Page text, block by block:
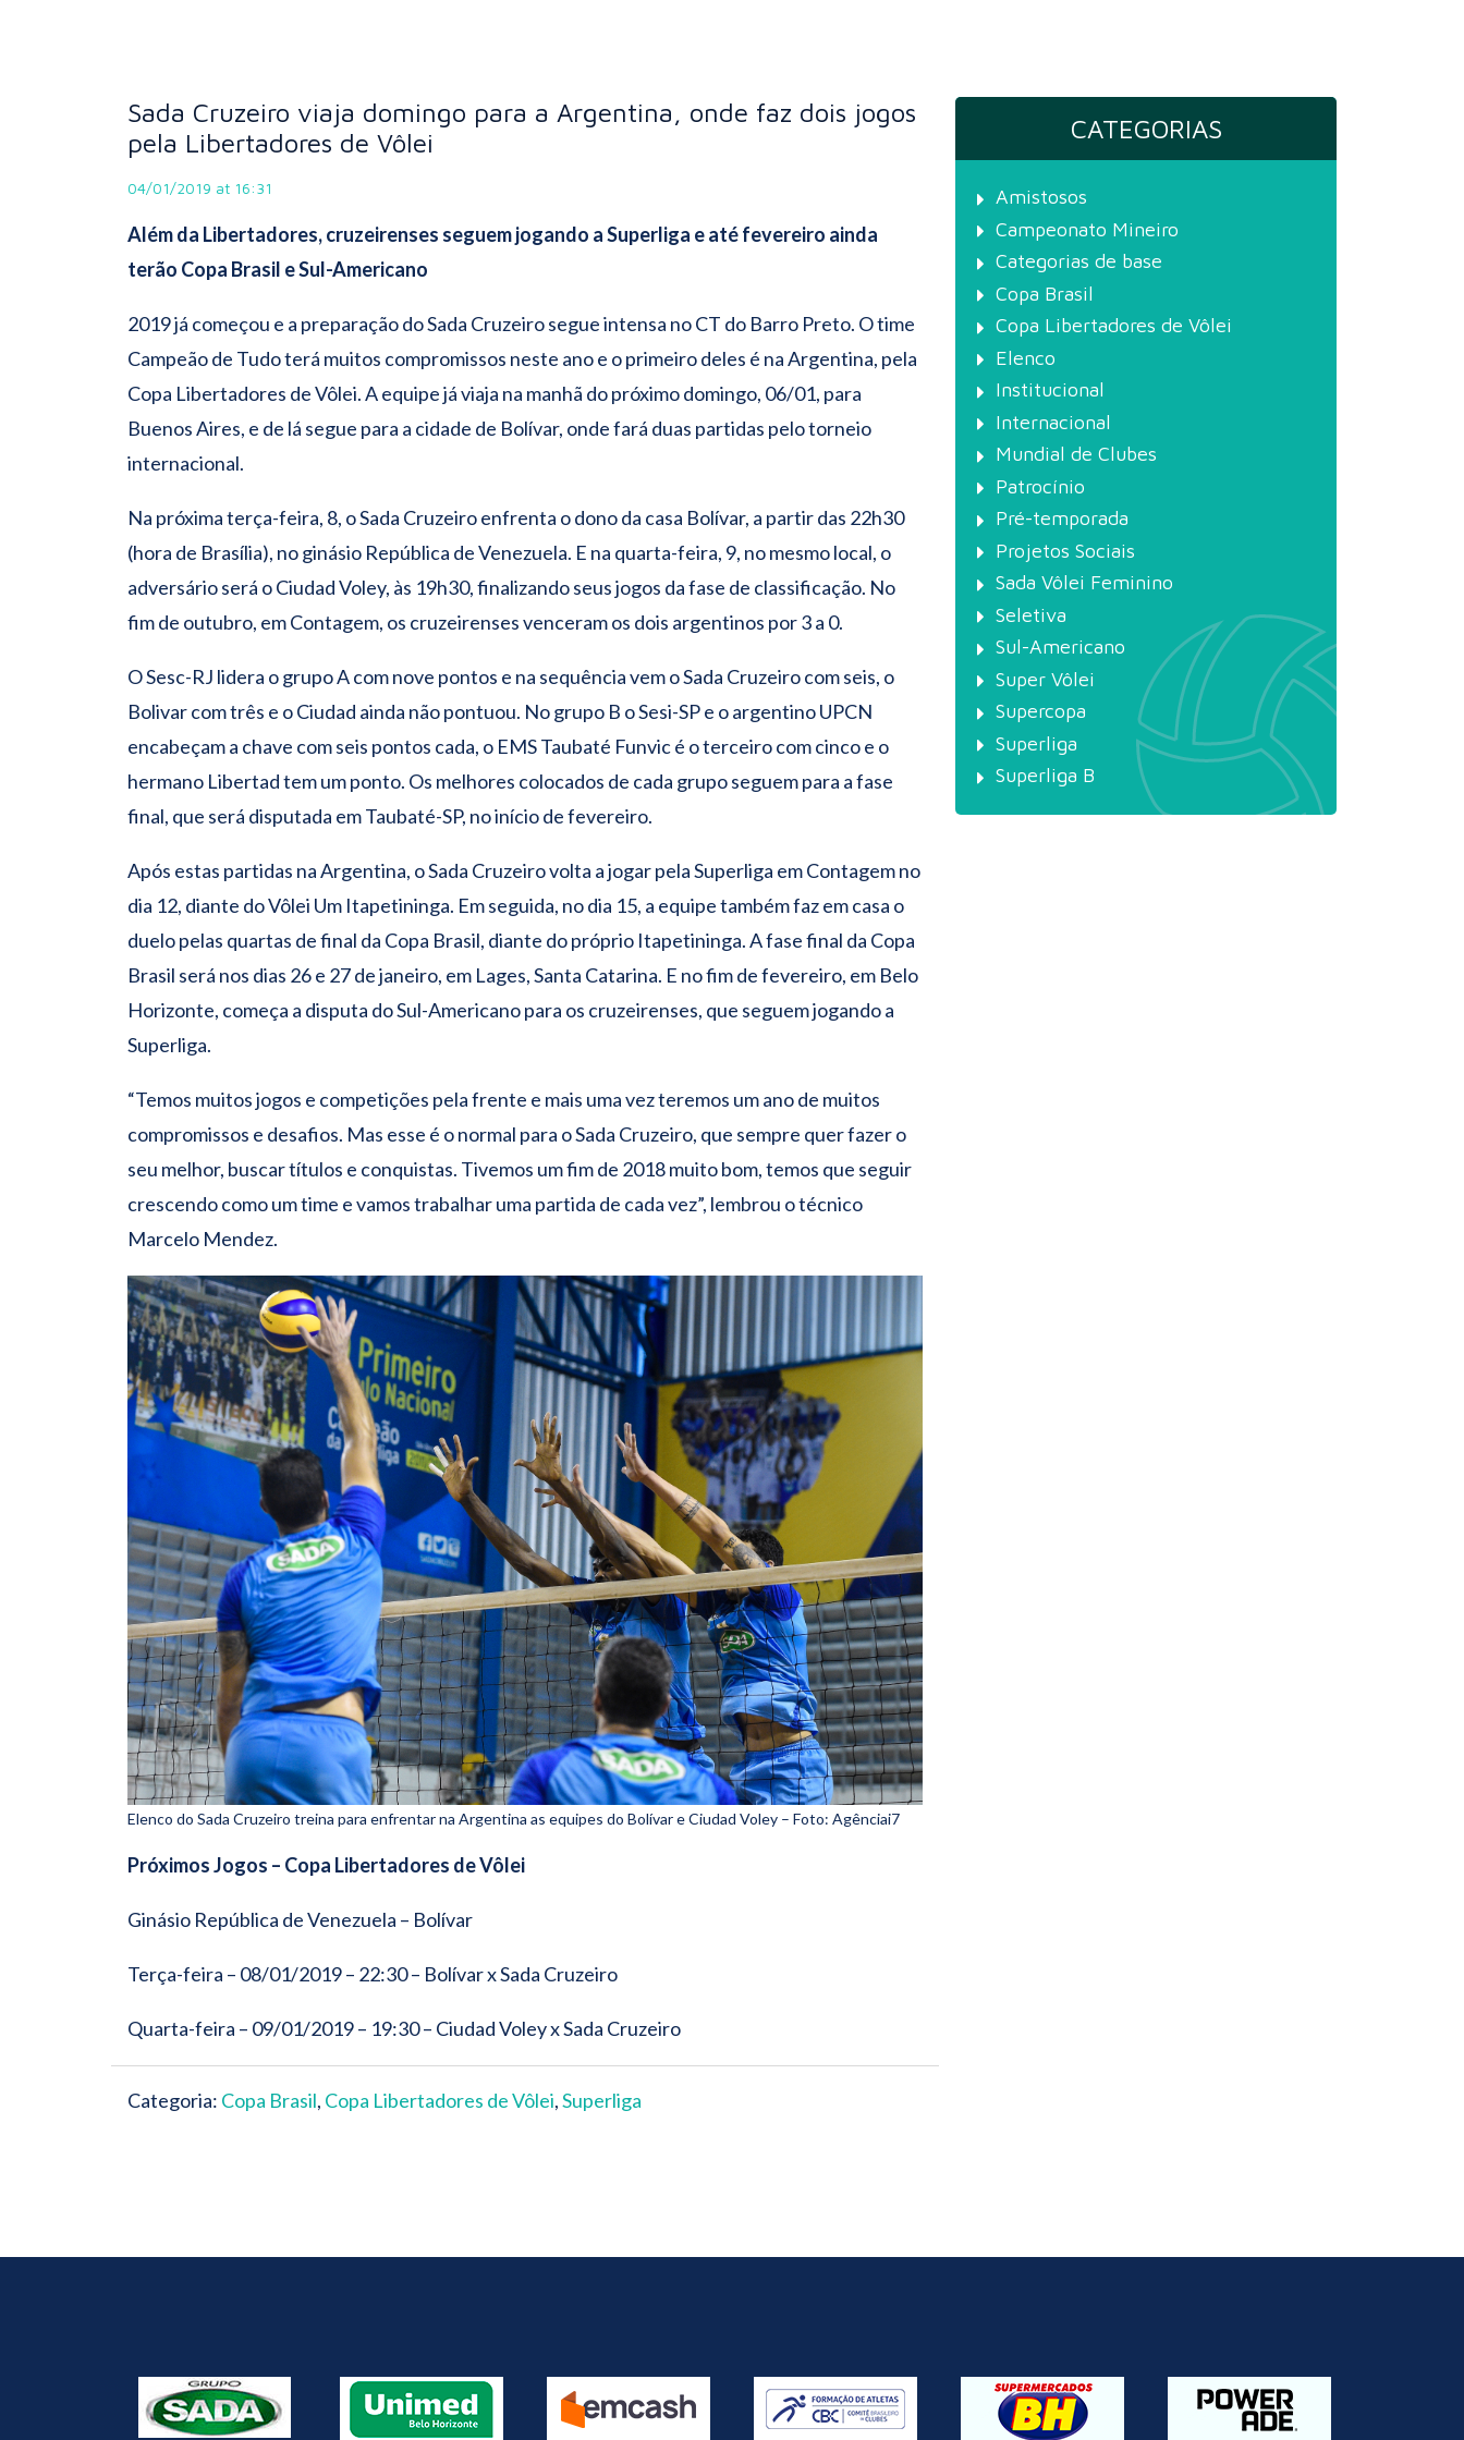
Sada Cruzeiro viaja domingo para a Argentina, onde faz dois jogos
pela Libertadores de Vôlei
04/01/2019 at 16:31
Além da Libertadores, cruzeirenses seguem jogando a Superliga e até fevereiro ainda
terão Copa Brasil e Sul-Americano
2019 já começou e a preparação do Sada Cruzeiro segue intensa no CT do Barro Preto. O time
Campeão de Tudo terá muitos compromissos neste ano e o primeiro deles é na Argentina, pela
Copa Libertadores de Vôlei. A equipe já viaja na manhã do próximo domingo, 06/01, para
Buenos Aires, e de lá segue para a cidade de Bolívar, onde fará duas partidas pelo torneio
internacional.
Na próxima terça-feira, 8, o Sada Cruzeiro enfrenta o dono da casa Bolívar, a partir das 22h30
(hora de Brasília), no ginásio República de Venezuela. E na quarta-feira, 9, no mesmo local, o
adversário será o Ciudad Voley, às 19h30, finalizando seus jogos da fase de classificação. No
fim de outubro, em Contagem, os cruzeirenses venceram os dois argentinos por 3 a 0.
O Sesc-RJ lidera o grupo A com nove pontos e na sequência vem o Sada Cruzeiro com seis, o
Bolivar com três e o Ciudad ainda não pontuou. No grupo B o Sesi-SP e o argentino UPCN
encabeçam a chave com seis pontos cada, o EMS Taubaté Funvic é o terceiro com cinco e o
hermano Libertad tem um ponto. Os melhores colocados de cada grupo seguem para a fase
final, que será disputada em Taubaté-SP, no início de fevereiro.
Após estas partidas na Argentina, o Sada Cruzeiro volta a jogar pela Superliga em Contagem no
dia 12, diante do Vôlei Um Itapetininga. Em seguida, no dia 15, a equipe também faz em casa o
duelo pelas quartas de final da Copa Brasil, diante do próprio Itapetininga. A fase final da Copa
Brasil será nos dias 26 e 27 de janeiro, em Lages, Santa Catarina. E no fim de fevereiro, em Belo
Horizonte, começa a disputa do Sul-Americano para os cruzeirenses, que seguem jogando a
Superliga.
“Temos muitos jogos e competições pela frente e mais uma vez teremos um ano de muitos
compromissos e desafios. Mas esse é o normal para o Sada Cruzeiro, que sempre quer fazer o
seu melhor, buscar títulos e conquistas. Tivemos um fim de 2018 muito bom, temos que seguir
crescendo como um time e vamos trabalhar uma partida de cada vez”, lembrou o técnico
Marcelo Mendez.
Elenco do Sada Cruzeiro treina para enfrentar na Argentina as equipes do Bolívar e Ciudad Voley – Foto: Agênciai7
Próximos Jogos – Copa Libertadores de Vôlei
Ginásio República de Venezuela – Bolívar
Terça-feira – 08/01/2019 – 22:30 – Bolívar x Sada Cruzeiro
Quarta-feira – 09/01/2019 – 19:30 – Ciudad Voley x Sada Cruzeiro
Categoria: Copa Brasil, Copa Libertadores de Vôlei,Superliga
CATEGORIAS
Amistosos
Campeonato Mineiro
Categorias de base
Copa Brasil
Copa Libertadores de Vôlei
Elenco
Institucional
Internacional
Mundial de Clubes
Patrocínio
Pré-temporada
Projetos Sociais
Sada Vôlei Feminino
Seletiva
Sul-Americano
Super Vôlei
Supercopa
Superliga
Superliga B